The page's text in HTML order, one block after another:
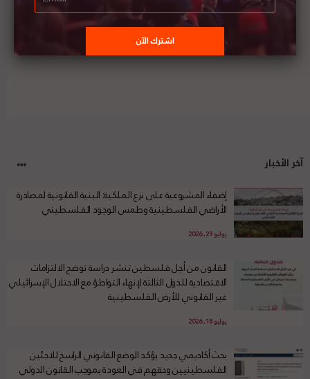
آخر الأخبار
إضفاء المشروعية على نزع الملكية: البنية القانونية لمصادرة
الأراضي الفلسطينية وطمس الوجود الفلسطيني
يوليو 29, 2026
القانون من أجل فلسطين تنشر دراسة توضح الالتزامات
الاقتصادية للدول الثالثة لإنهاء التواطؤ مع الاحتلال الإسرائيلي
غير القانوني للأرض الفلسطينية
يوليو 18, 2026
بحث أكاديمي جديد يؤكد الوضع القانوني الراسخ للاجئين
الفلسطينيين وحقهم في العودة بموجب القانون الدولي